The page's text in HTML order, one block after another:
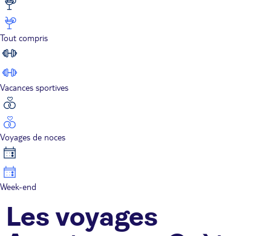
Tout compris
Vacances sportives
Voyages de noces
Week-end
Les voyages